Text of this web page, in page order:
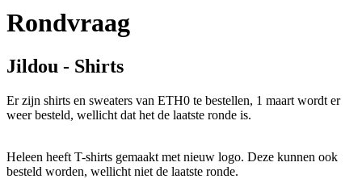
Rondvraag
Jildou - Shirts
Er zijn shirts en sweaters van ETH0 te bestellen, 1 maart wordt er
weer besteld, wellicht dat het de laatste ronde is.
Heleen heeft T-shirts gemaakt met nieuw logo. Deze kunnen ook
besteld worden, wellicht niet de laatste ronde.